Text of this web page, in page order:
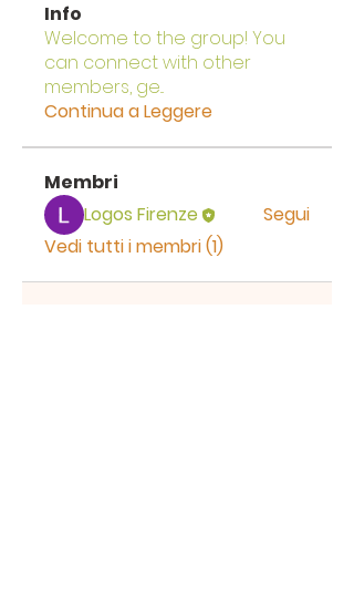
Info
Welcome to the group! You
can connect with other
members, ge...
Continua a Leggere
Membri
Logos Firenze
Segui
Vedi tutti i membri (1)